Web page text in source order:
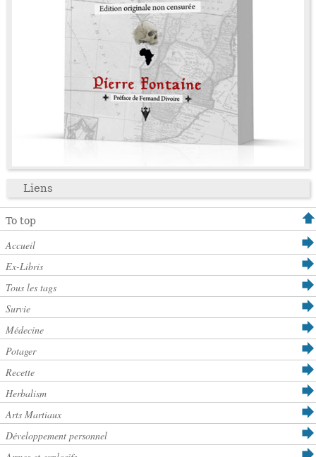
Liens
To top
Accueil
Ex-Libris
Tous les tags
Survie
Médecine
Potager
Recette
Herbalism
Arts Martiaux
Développement personnel